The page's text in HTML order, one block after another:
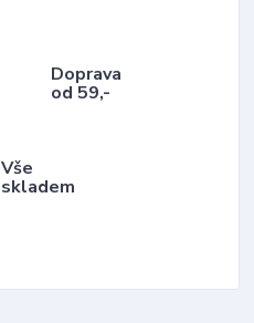
Doprava
od 59,-
Vše
skladem